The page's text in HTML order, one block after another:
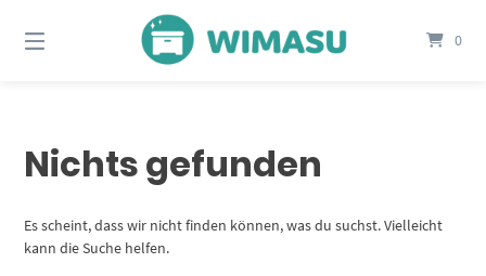
zum
Inhalt
0
Nichts gefunden
Es scheint, dass wir nicht finden können, was du suchst. Vielleicht
kann die Suche helfen.